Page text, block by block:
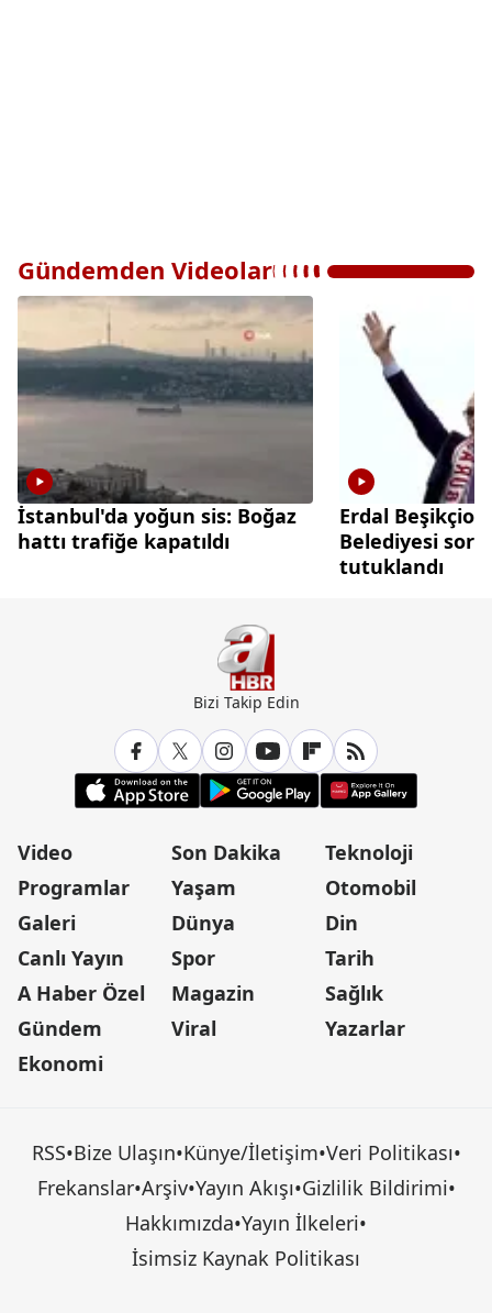
Gündemden Videolar
İstanbul'da yoğun sis: Boğaz
hattı trafiğe kapatıldı
Erdal
Belediyesi
tutuklandı
Bizi Takip Edin
Video
Programlar
Galeri
Canlı Yayın
A Haber Özel
Gündem
Ekonomi
Son Dakika
Yaşam
Dünya
Spor
Magazin
Viral
Teknoloji
Otomobil
Din
Tarih
Sağlık
Yazarlar
RSS•Bize Ulaşın•Künye/İletişim•Veri Politikası•
Frekanslar•Arşiv•Yayın Akışı•Gizlilik Bildirimi•
Hakkımızda•Yayın İlkeleri•
İsimsiz Kaynak Politikası